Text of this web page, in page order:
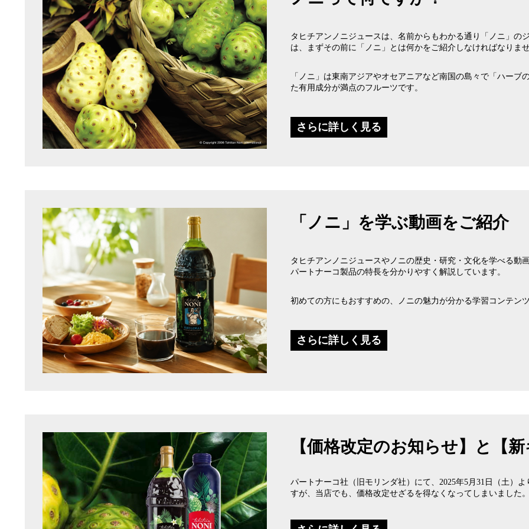
タヒチアンノニジュースは、名前からもわかる通り「ノニ」
は、まずその前に「ノニ」とは何かをご紹介しなければなりま
「ノニ」は東南アジアやオセアニアなど南国の島々で「ハー
た有用成分が満点のフルーツです。
さらに詳しく見る
「ノニ」を学ぶ動画をご紹介
タヒチアンノニジュースやノニの歴史・研究・文化を学べる動
パートナーコ製品の特長を分かりやすく解説しています。
初めての方にもおすすめの、ノニの魅力が分かる学習コンテン
さらに詳しく見る
【価格改定のお知らせ】と【
パートナーコ社（旧モリンダ社）にて、2025年5月31日（土）
すが、当店でも、価格改定せざるを得なくなってしまいました